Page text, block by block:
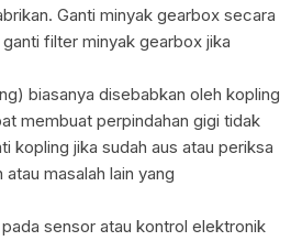
Ganti minyak gearbox secara
filter minyak gearbox jika
biasanya disebabkan oleh kopling
membuat perpindahan gigi tidak
kopling jika sudah aus atau periksa
masalah lain yang
sensor atau kontrol elektronik